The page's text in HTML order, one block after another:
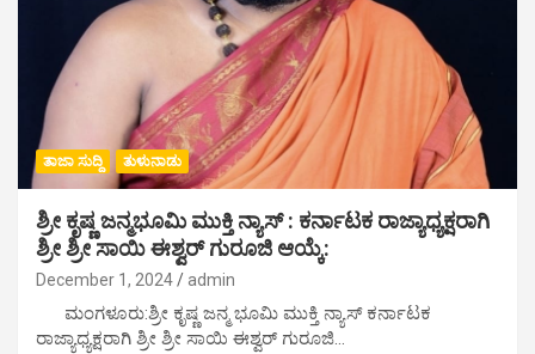
ತಾಜಾ ಸುದ್ದಿ ತುಳುನಾಡು
ಶ್ರೀ ಕೃಷ್ಣ ಜನ್ಮಭೂಮಿ ಮುಕ್ತಿ ನ್ಯಾಸ್ : ಕರ್ನಾಟಕ ರಾಜ್ಯಾಧ್ಯಕ್ಷರಾಗಿ
ಶ್ರೀ ಶ್ರೀ ಸಾಯಿ ಈಶ್ವರ್ ಗುರೂಜಿ ಆಯ್ಕೆ:
December 1, 2024 admin
ಮಂಗಳೂರು:ಶ್ರೀ ಕೃಷ್ಣ ಜನ್ಮ ಭೂಮಿ ಮುಕ್ತಿ ನ್ಯಾಸ್ ಕರ್ನಾಟಕ
ರಾಜ್ಯಾಧ್ಯಕ್ಷರಾಗಿ ಶ್ರೀ ಶ್ರೀ ಸಾಯಿ ಈಶ್ವರ್ ಗುರೂಜಿ…